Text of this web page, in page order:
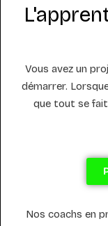
Vous avez un
démarrer.
que tout se
Nos coachs en